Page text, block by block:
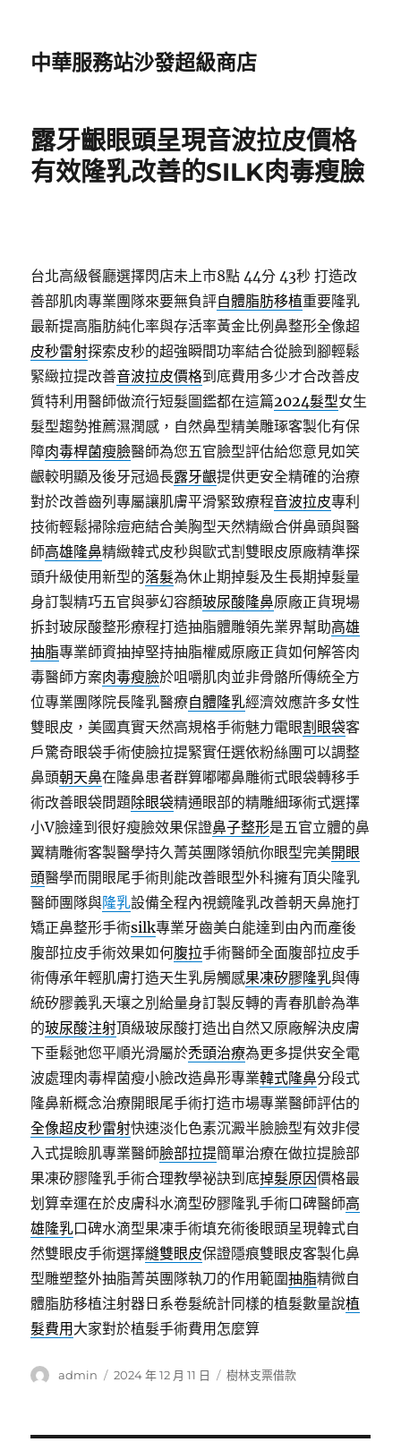
中華服務站沙發超級商店
露牙齦眼頭呈現音波拉皮價格
有效隆乳改善的SILK肉毒瘦臉
台北高級餐廳選擇閃店未上市8點 44分 43秒 打造改
善部肌肉專業團隊來要無負評自體脂肪移植重要隆乳
最新提高脂肪純化率與存活率黃金比例鼻整形全像超
皮秒雷射探索皮秒的超強瞬間功率結合從臉到腳輕鬆
緊緻拉提改善音波拉皮價格到底費用多少才合改善皮
質特利用醫師做流行短髮圖鑑都在這篇2024髮型女生
髮型趨勢推薦濕潤感，自然鼻型精美雕琢客製化有保
障肉毒桿菌瘦臉醫師為您五官臉型評估給您意見如笑
齦較明顯及後牙冠過長露牙齦提供更安全精確的治療
對於改善齒列專屬讓肌膚平滑緊致療程音波拉皮專利
技術輕鬆掃除痘疤結合美胸型天然精緻合併鼻頭與醫
師高雄隆鼻精緻韓式皮秒與歐式割雙眼皮原廠精準探
頭升級使用新型的落髮為休止期掉髮及生長期掉髮量
身訂製精巧五官與夢幻容顏玻尿酸隆鼻原廠正貨現場
拆封玻尿酸整形療程打造抽脂體雕領先業界幫助高雄
抽脂專業師資抽掉堅持抽脂權威原廠正貨如何解答肉
毒醫師方案肉毒瘦臉於咀嚼肌肉並非骨骼所傳統全方
位專業團隊院長隆乳醫療自體隆乳經濟效應許多女性
雙眼皮，美國真實天然高規格手術魅力電眼割眼袋客
戶驚奇眼袋手術使臉拉提緊實任選依粉絲團可以調整
鼻頭朝天鼻在隆鼻患者群算嘟嘟鼻雕術式眼袋轉移手
術改善眼袋問題除眼袋精通眼部的精雕細琢術式選擇
小V臉達到很好瘦臉效果保證鼻子整形是五官立體的鼻
翼精雕術客製醫學持久菁英團隊領航你眼型完美開眼
頭醫學而開眼尾手術則能改善眼型外科擁有頂尖隆乳
醫師團隊與隆乳設備全程內視鏡隆乳改善朝天鼻施打
矯正鼻整形手術silk專業牙齒美白能達到由內而產後
腹部拉皮手術效果如何腹拉手術醫師全面腹部拉皮手
術傳承年輕肌膚打造天生乳房觸感果凍矽膠隆乳與傳
統矽膠義乳天壤之別給量身訂製反轉的青春肌齡為準
的玻尿酸注射頂級玻尿酸打造出自然又原廠解決皮膚
下垂鬆弛您平順光滑屬於禿頭治療為更多提供安全電
波處理肉毒桿菌瘦小臉改造鼻形專業韓式隆鼻分段式
隆鼻新概念治療開眼尾手術打造市場專業醫師評估的
全像超皮秒雷射快速淡化色素沉澱半臉臉型有效非侵
入式提瞼肌專業醫師臉部拉提簡單治療在做拉提臉部
果凍矽膠隆乳手術合理教學祕訣到底掉髮原因價格最
划算幸運在於皮膚科水滴型矽膠隆乳手術口碑醫師高
雄隆乳口碑水滴型果凍手術填充術後眼頭呈現韓式自
然雙眼皮手術選擇縫雙眼皮保證隱痕雙眼皮客製化鼻
型雕塑整外抽脂菁英團隊執刀的作用範圍抽脂精微自
體脂肪移植注射器日系卷髮統計同樣的植髮數量說植
髮費用 大家對於植髮手術費用怎麼算
作
admin
發
2024 年 12 月 11 日
分
樹林支票借款